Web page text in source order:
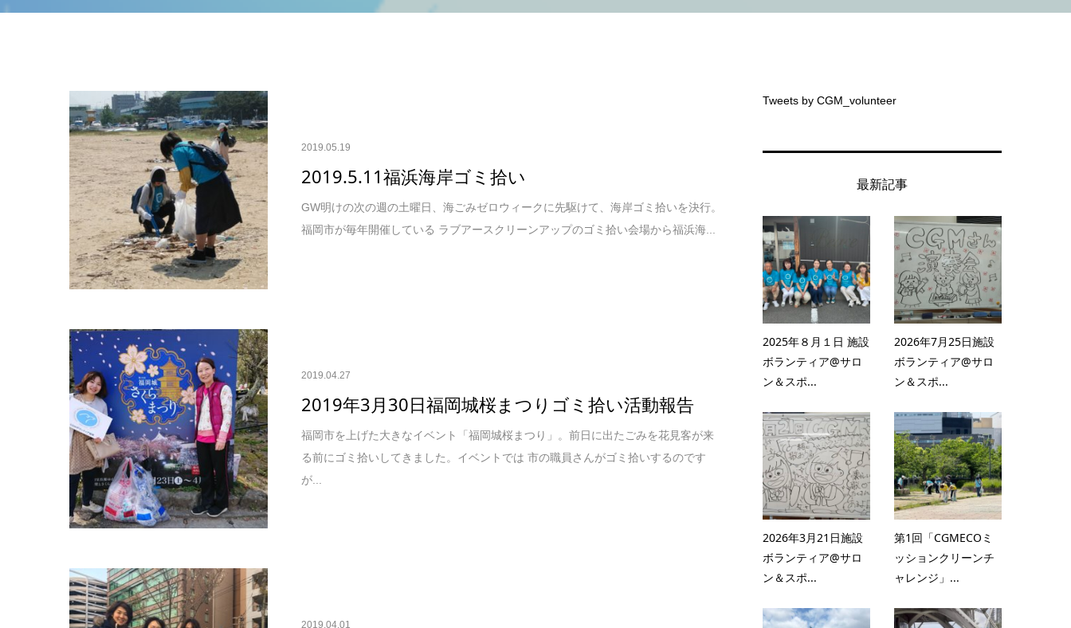
2019.05.19
2019.5.11福浜海岸ゴミ拾い
GW明けの次の週の土曜日、海ごみゼロウィークに先駆けて、海岸ゴミ拾いを決行。
福岡市が毎年開催している ラブアースクリーンアップのゴミ拾い会場から福浜海...
2019.04.27
2019年3月30日福岡城桜まつりゴミ拾い活動報告
福岡市を上げた大きなイベント「福岡城桜まつり」。前日に出たごみを花見客が来
る前にゴミ拾いしてきました。イベントでは 市の職員さんがゴミ拾いするのです
が...
2019.04.01
Tweets by CGM_volunteer
最新記事
2025年８月１日 施設
ボランティア@サロ
ン＆スポ...
2026年7月25日施設
ボランティア@サロ
ン＆スポ...
2026年3月21日施設
ボランティア@サロ
ン＆スポ...
第1回「CGMECOミ
ッションクリーンチ
ャレンジ」...